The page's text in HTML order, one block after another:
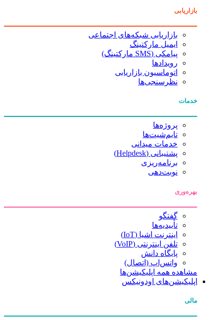
بازاریابی
بازاریابی شبکه‌های اجتماعی
ایمیل مارکتینگ
پیامکی (SMS مارکتینگ)
رویدادها
اتوماسیون بازاریابی
نظرسنجی‌ها
خدمات
پروژه‌ها
تایم‌شیت‌ها
خدمات میدانی
پشتیبانی (Helpdesk)
برنامه‌ریزی
نوبت‌دهی
بهره‌وری
گفتگو
تأییدیه‌ها
اینترنت اشیا (IoT)
تلفن اینترنتی (VoIP)
پایگاه دانش
واتس‌اپ (اتصال)
مشاهده همه اپلیکیشن‌ها
اپلیکیشن‌های اودونیکس
مالی